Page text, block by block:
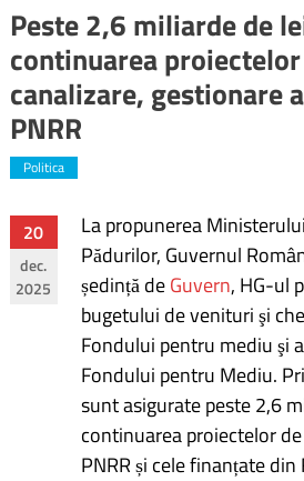
Peste 2,6 miliarde de
continuarea
canalizare, gestionare
PNRR
Politica
20
dec.
2025
La propunerea
Pădurilor, Guvernul
ședință deGuvern, HG-ul
bugetului de venituri şi
Fondului pentru mediu şi
Fondului pentru Mediu.
sunt asigurate peste 2,6
continuarea proiectelor
PNRR și cele finanțate
Navigare
în
articole